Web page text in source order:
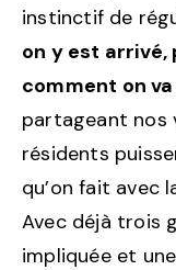
instinctif de
on y est arrivé,
comment on
partageant nos
résidents
qu’on fait avec
Avec déjà trois
impliquée et